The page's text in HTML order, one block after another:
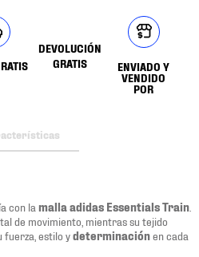
DEVOLUCIÓN
GRATIS
ENVIADO Y
VENDIDO
POR
con la malla adidas Essentials Train
de movimiento, mientras su tejido
fuerza, estilo ydeterminaciónen cada